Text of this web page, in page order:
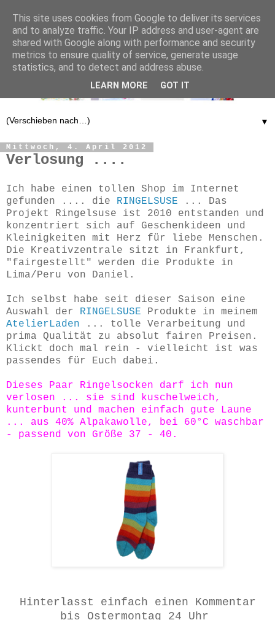
▼
Mittwoch, 4. April 2012
Verlosung ....
Ich habe einen tollen Shop im Internet
gefunden .... die RINGELSUSE
... Das
Projekt Ringelsuse ist 2010 entstanden und
konzentriert sich auf Geschenkideen und
Kleinigkeiten mit Herz für liebe Menschen.
Die Kreativzentrale sitzt in Frankfurt,
"fairgestellt" werden die Produkte in
Lima/Peru von Daniel.
Ich selbst habe seit dieser Saison eine
Auswahl der RINGELSUSE Produkte in meinem
AtelierLaden
... tolle Verarbeitung und
prima Qualität zu absolut fairen Preisen.
Klickt doch mal rein - vielleicht ist was
passendes für Euch dabei.
Dieses Paar Ringelsocken darf ich nun
verlosen ... sie sind kuschelweich,
kunterbunt und machen einfach gute Laune
... aus 40% Alpakawolle, bei 60°C waschbar
- passend von Größe 37 - 40.
Hinterlasst einfach einen Kommentar
bis Ostermontag 24 Uhr
This site uses cookies from Google to deliver its services
and to analyze traffic. Your IP address and user-agent are
shared with Google along with performance and security
metrics to ensure quality of service, generate usage
statistics, and to detect and address abuse.
LEARN MORE GOT IT